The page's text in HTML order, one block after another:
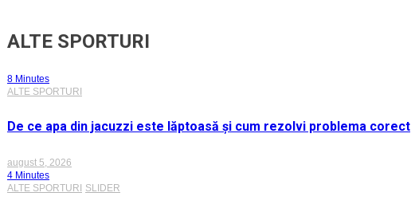
ALTE SPORTURI
8 Minutes
ALTE SPORTURI
De ce apa din jacuzzi este lăptoasă și cum rezolvi problema corect
august 5, 2026
4 Minutes
ALTE SPORTURI SLIDER